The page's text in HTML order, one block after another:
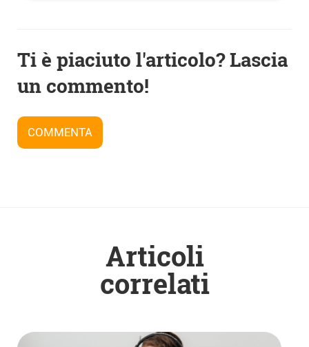
Navigazione
articoli
Ti è piaciuto l'articolo? Lascia
un commento!
COMMENTA
Articoli
correlati